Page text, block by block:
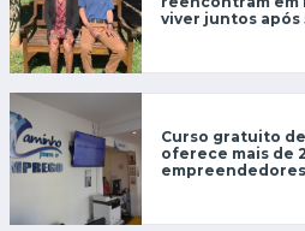
viver juntos após
Curso gratuito
oferece mais de
empreendedores